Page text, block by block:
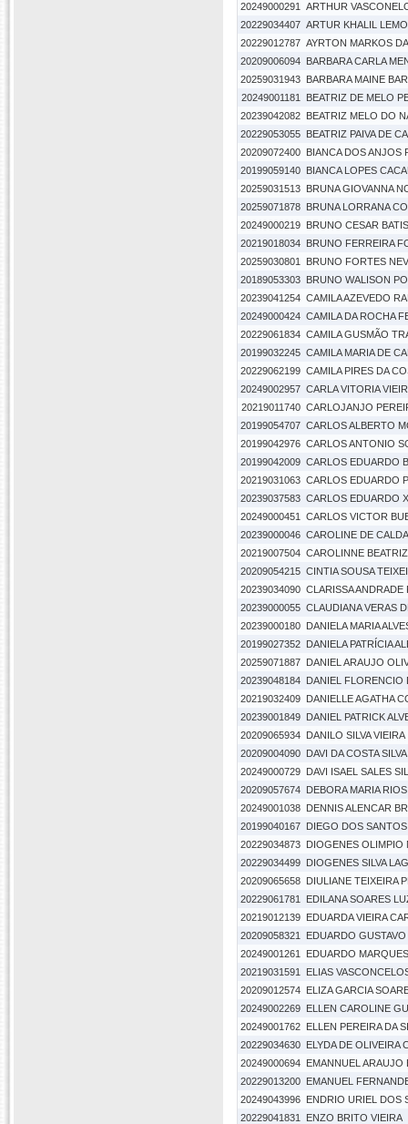
20249000291
ARTHUR
20229034407 ARTUR KHALIL
20229012787 AYRTON MARKOS
20209006094 BARBARA CARLA
20259031943 BARBARA MAINE
20249001181
BEATRIZ DE MELO
20239042082 BEATRIZ MELO DO
20229053055 BEATRIZ PAIVA DE
20209072400 BIANCA DOS ANJOS
20199059140 BIANCA LOPES
20259031513 BRUNA GIOVANNA
20259071878 BRUNA LORRANA
20249000219 BRUNO CESAR
20219018034 BRUNO FERREIRA
20259030801
BRUNO FORTES
20189053303 BRUNO WALISON
20239041254 CAMILA AZEVEDO
20249000424 CAMILA DA ROCHA
20229061834 CAMILA GUSMÃO
20199032245 CAMILA MARIA DE
20229062199 CAMILA PIRES DA
20249002957 CARLA VITORIA
20219011740 CARLOJANJO
20199054707 CARLOS ALBERTO
20199042976 CARLOS ANTONIO
20199042009 CARLOS EDUARDO
20219031063 CARLOS EDUARDO
20239037583 CARLOS EDUARDO
20249000451
CARLOS VICTOR
20239000046 CAROLINE DE
20219007504 CAROLINNE
20209054215 CINTIA SOUSA
20239034090 CLARISSA ANDRADE
20239000055 CLAUDIANA VERAS
20239000180 DANIELA MARIA
20199027352 DANIELA PATRÍCIA
20259071887 DANIEL ARAUJO
20239048184 DANIEL FLORENCIO
20219032409 DANIELLE AGATHA
20239001849 DANIEL PATRICK
20209065934 DANILO SILVA VIEIRA
20209004090 DAVI DA COSTA SILVA
20249000729 DAVI ISAEL SALES
20209057674 DEBORA MARIA
20249001038 DENNIS ALENCAR
20199040167 DIEGO DOS SANTOS
20229034873 DIOGENES OLIMPIO
20229034499 DIOGENES SILVA
20209065658 DIULIANE TEIXEIRA
20229061781
EDILANA SOARES
20219012139 EDUARDA VIEIRA
20209058321
EDUARDO
20249001261
EDUARDO
20219031591
ELIAS
20209012574 ELIZA GARCIA
20249002269 ELLEN CAROLINE
20249001762 ELLEN PEREIRA DA
20229034630 ELYDA DE OLIVEIRA
20249000694 EMANNUEL ARAUJO
20229013200 EMANUEL
20249043996 ENDRIO URIEL DOS
20229041831
ENZO BRITO VIEIRA